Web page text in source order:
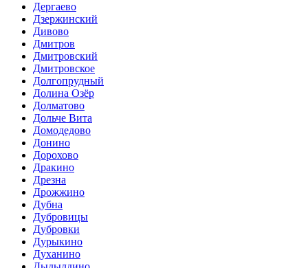
Дергаево
Дзержинский
Дивово
Дмитров
Дмитровский
Дмитровское
Долгопрудный
Долина Озёр
Долматово
Дольче Вита
Домодедово
Донино
Дорохово
Дракино
Дрезна
Дрожжино
Дубна
Дубровицы
Дубровки
Дурыкино
Духанино